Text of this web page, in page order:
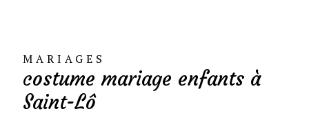
MARIAGES
costume mariage enfants à
Saint-Lô